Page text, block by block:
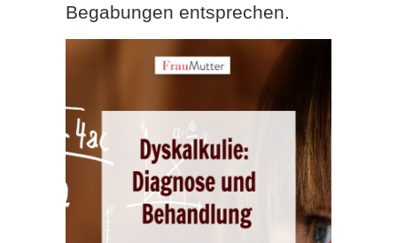
Begabungen entsprechen.